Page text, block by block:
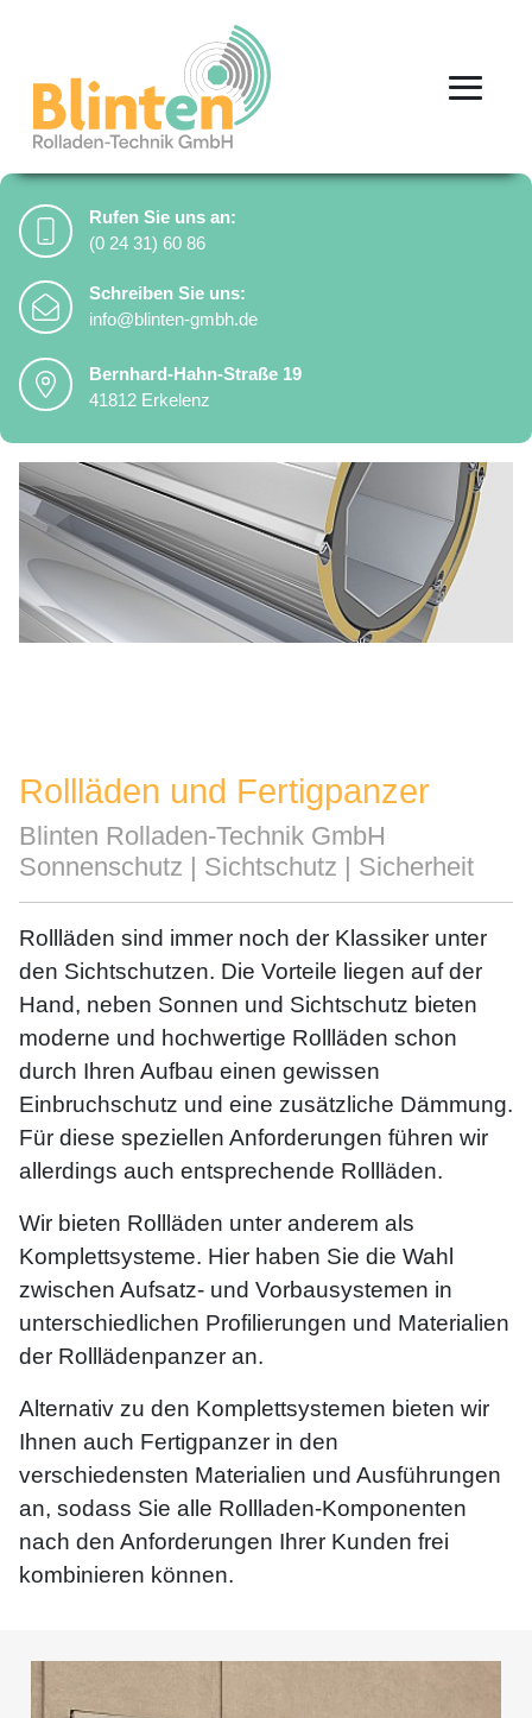
Kontaktinformationen
Rufen Sie uns an:
(0 24 31) 60 86
Schreiben Sie uns:
info@blinten-gmbh.de
Bernhard-Hahn-Straße 19
41812 Erkelenz
Rollläden und Fertigpanzer
Blinten Rolladen-Technik GmbH
Sonnenschutz | Sichtschutz | Sicherheit
Rollläden sind immer noch der Klassiker unter
den Sichtschutzen. Die Vorteile liegen auf der
Hand, neben Sonnen und Sichtschutz bieten
moderne und hochwertige Rollläden schon
durch Ihren Aufbau einen gewissen
Einbruchschutz und eine zusätzliche Dämmung.
Für diese speziellen Anforderungen führen wir
allerdings auch entsprechende Rollläden.
Wir bieten Rollläden unter anderem als
Komplettsysteme. Hier haben Sie die Wahl
zwischen Aufsatz- und Vorbausystemen in
unterschiedlichen Profilierungen und Materialien
der Rolllädenpanzer an.
Alternativ zu den Komplettsystemen bieten wir
Ihnen auch Fertigpanzer in den
verschiedensten Materialien und Ausführungen
an, sodass Sie alle Rollladen-Komponenten
nach den Anforderungen Ihrer Kunden frei
kombinieren können.